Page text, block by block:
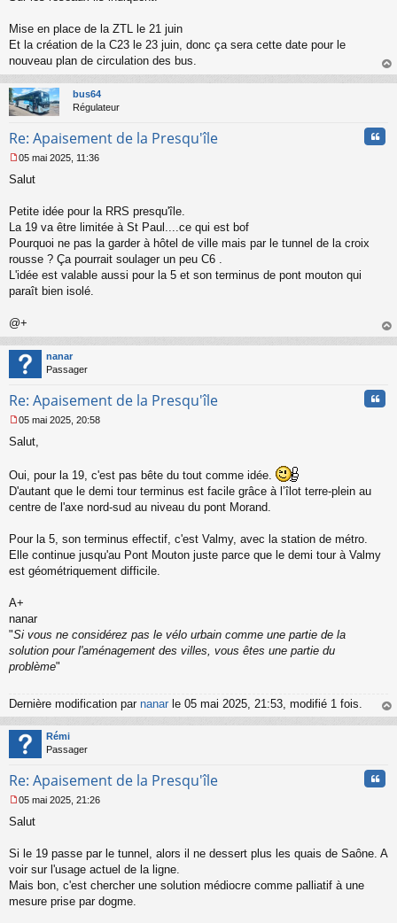
s
g
e
n
o
n
l
Mise en place de la ZTL le 21 juin
Et la création de la C23 le 23 juin, donc ça sera cette date pour le
nouveau plan de circulation des bus.
au
bus64
Régulateur
Re: Apaisement de la Presqu'île
e
s
g
e
n
o
n
05 mai 2025, 11:36
Salut
Petite idée pour la RRS presqu'île.
La 19 va être limitée à St Paul....ce qui est bof
Pourquoi ne pas la garder à hôtel de ville mais par le tunnel de la croix
rousse ? Ça pourrait soulager un peu C6 .
L'idée est valable aussi pour la 5 et son terminus de pont mouton qui
paraît bien isolé.
@+
au
nanar
Passager
Re: Apaisement de la Presqu'île
e
a
g
e
o
n
l
u
05 mai 2025, 20:58
Salut,
Oui, pour la 19, c'est pas bête du tout comme idée.
D'autant que le demi tour terminus est facile grâce à l’îlot terre-plein au
centre de l'axe nord-sud au niveau du pont Morand.
Pour la 5, son terminus effectif, c'est Valmy, avec la station de métro.
Elle continue jusqu'au Pont Mouton juste parce que le demi tour à Valmy
est géométriquement difficile.
A+
nanar
"Si vous ne considérez pas le vélo urbain comme une partie de la
solution pour l'aménagement des villes, vous êtes une partie du
problème"
Dernière modification par nanar le 05 mai 2025, 21:53, modifié 1 fois.
au
Rémi
Passager
Re: Apaisement de la Presqu'île
e
s
a
g
e
n
05 mai 2025, 21:26
Salut
Si le 19 passe par le tunnel, alors il ne dessert plus les quais de Saône. A
voir sur l'usage actuel de la ligne.
Mais bon, c'est chercher une solution médiocre comme palliatif à une
mesure prise par dogme.